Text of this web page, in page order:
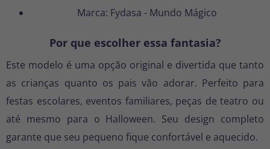
Marca: Fydasa - Mundo Mágico
Por que escolher essa fantasia?
Este modelo é uma opção original e divertida que tanto
as crianças quanto os pais vão adorar. Perfeito para
festas escolares, eventos familiares, peças de teatro ou
até mesmo para o Halloween. Seu design completo
garante que seu pequeno fique confortável e aquecido.